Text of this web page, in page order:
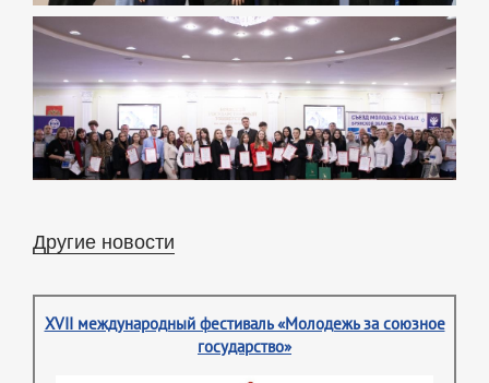
Другие новости
XVII международный фестиваль «Молодежь за союзное
государство»